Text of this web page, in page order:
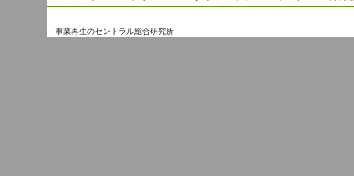
事業再生のセントラル総合研究所